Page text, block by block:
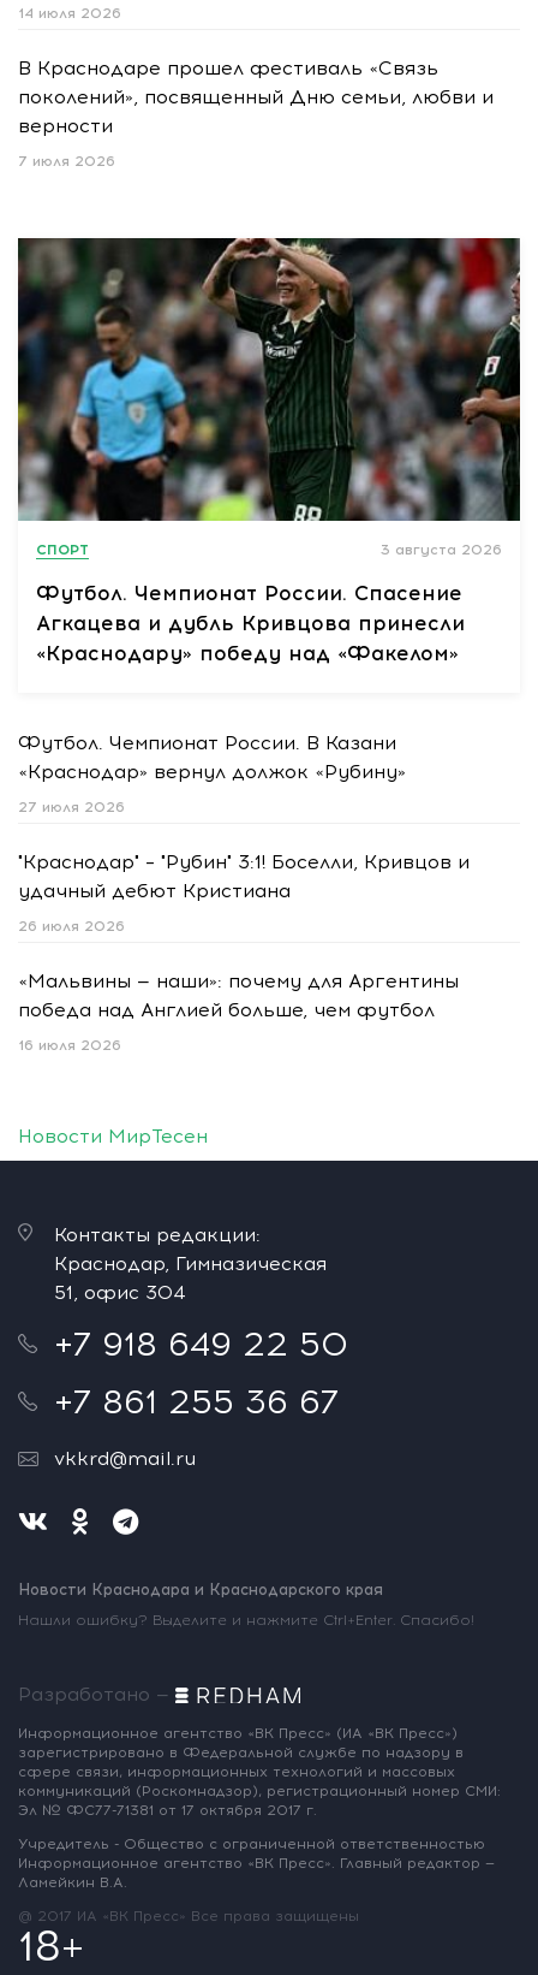
14 июля 2026
В Краснодаре прошел фестиваль «Связь
поколений», посвященный Дню семьи, любви и
верности
7 июля 2026
СПОРТ 3 августа 2026
Футбол. Чемпионат России. Спасение
Агкацева и дубль Кривцова принесли
«Краснодару» победу над «Факелом»
Футбол. Чемпионат России. В Казани
«Краснодар» вернул должок «Рубину»
27 июля 2026
"Краснодар" – "Рубин" 3:1! Боселли, Кривцов и
удачный дебют Кристиана
26 июля 2026
«Мальвины — наши»: почему для Аргентины
победа над Англией больше, чем футбол
16 июля 2026
Новости МирТесен
Контакты редакции:
Краснодар, Гимназическая
51, офис 304
+7 918 649 22 50
+7 861 255 36 67
vkkrd@mail.ru
Новости Краснодара и Краснодарского края
Нашли ошибку? Выделите и нажмите Ctrl+Enter. Спасибо!
Разработано —
Информационное агентство «ВК Пресс» (ИА «ВК Пресс»)
зарегистрировано в Федеральной службе по надзору в
сфере связи, информационных технологий и массовых
коммуникаций (Роскомнадзор), регистрационный номер СМИ:
Эл № ФС77-71381 от 17 октября 2017 г.
Учредитель - Общество с ограниченной ответственностью
Информационное агентство «ВК Пресс». Главный редактор —
Ламейкин В.А.
@ 2017 ИА «ВК Пресс» Все права защищены
18+